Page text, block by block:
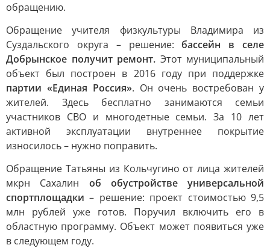
обращению.
Обращение учителя физкультуры Владимира из
Суздальского округа – решение:бассейн в селе
Добрынское получит ремонт. Этот муниципальный
объект был построен в 2016 году при поддержке
партии «Единая Россия». Он очень востребован у
жителей. Здесь бесплатно занимаются семьи
участников СВО и многодетные семьи. За 10 лет
активной эксплуатации внутреннее покрытие
износилось – нужно поправить.
Обращение Татьяны из Кольчугино от лица жителей
мкрн Сахалин об обустройстве универсальной
спортплощадки – решение: проект стоимостью 9,5
млн рублей уже готов. Поручил включить его в
областную программу. Объект может появиться уже
в следующем году.